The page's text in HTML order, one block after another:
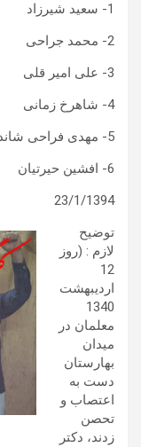
1- سعید شیرزاد
2- محمد جراحی
3- علی امیر قلی
4- شاهرخ زمانی
5- مهدی فراحی شاندیز
6- افشین حیرتیان
23/1/1394
توضیح
لازم : (روز
12
اردیبهشت
1340
معلمان در
میدان
بهارستان
دست به
اعتصاب و
تحصن
زدند، دکتر